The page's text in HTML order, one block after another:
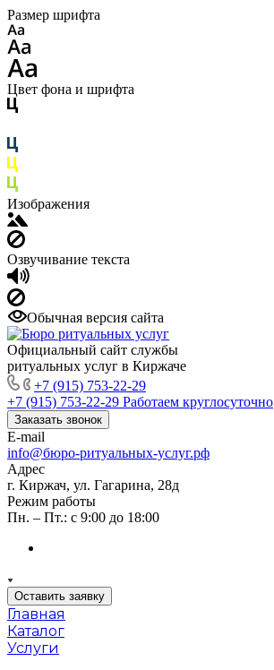
Размер шрифта
Цвет фона и шрифта
Изображения
Озвучивание текста
Обычная версия сайта
Официальный сайт службы
ритуальных услуг в Киржаче
+7 (915) 753-22-29
+7 (915) 753-22-29 Работаем круглосуточно
Заказать звонок
E-mail
info@бюро-ритуальных-услуг.рф
Адрес
г. Киржач, ул. Гагарина, 28д
Режим работы
Пн. – Пт.: с 9:00 до 18:00
Оставить заявку
Главная
Каталог
Услуги